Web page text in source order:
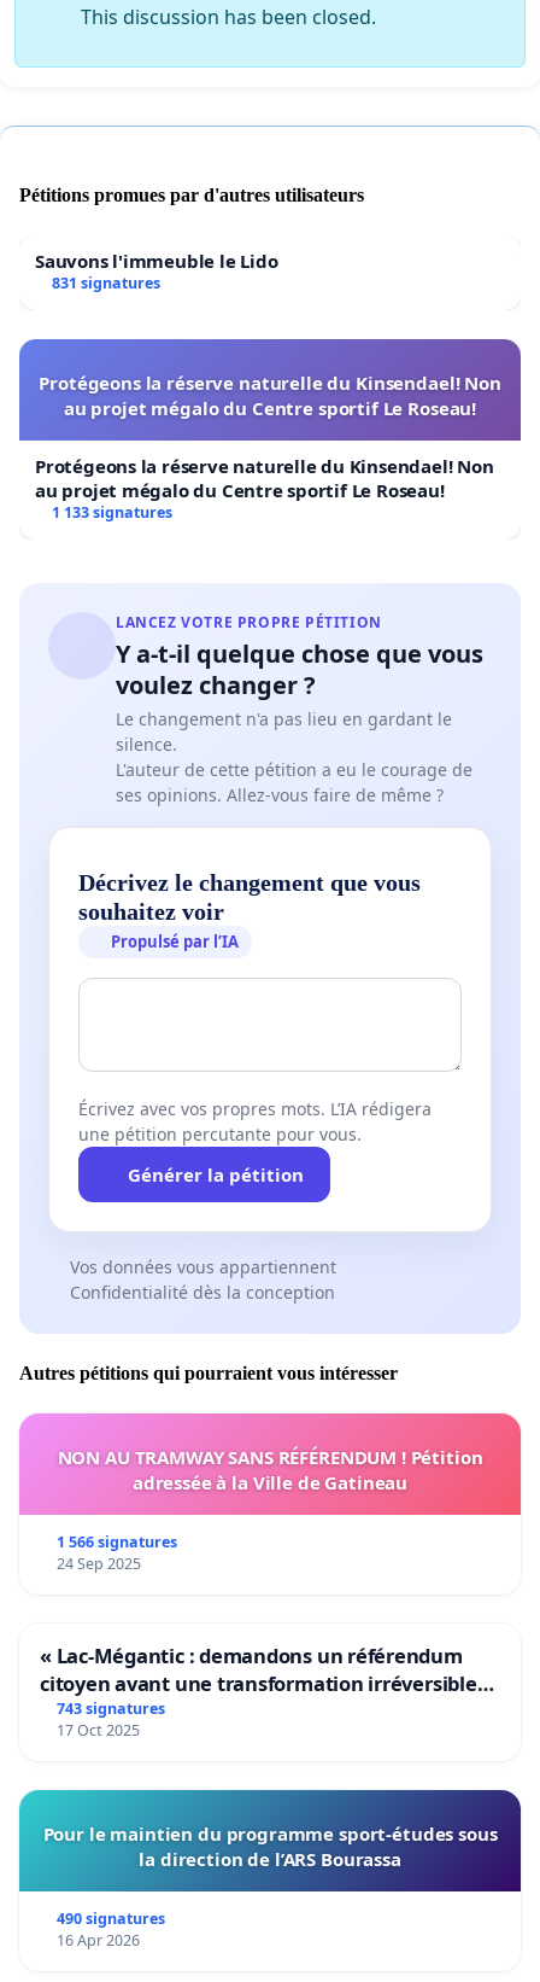
This discussion has been closed.
Pétitions promues par d'autres utilisateurs
Sauvons l'immeuble le Lido
831 signatures
Protégeons la réserve naturelle du Kinsendael! Non
au projet mégalo du Centre sportif Le Roseau!
Protégeons la réserve naturelle du Kinsendael! Non
au projet mégalo du Centre sportif Le Roseau!
1 133 signatures
LANCEZ VOTRE PROPRE PÉTITION
Y a-t-il quelque chose que vous
voulez changer ?
Le changement n'a pas lieu en gardant le
silence.
L'auteur de cette pétition a eu le courage de
ses opinions. Allez-vous faire de même ?
Décrivez le changement que vous
souhaitez voir
Propulsé par l’IA
Écrivez avec vos propres mots. L’IA rédigera
une pétition percutante pour vous.
Générer la pétition
Vos données vous appartiennent
Confidentialité dès la conception
Autres pétitions qui pourraient vous intéresser
NON AU TRAMWAY SANS RÉFÉRENDUM ! Pétition
adressée à la Ville de Gatineau
1 566 signatures
24 Sep 2025
« Lac-Mégantic : demandons un référendum
citoyen avant une transformation irréversible
de notre territoire »
743 signatures
17 Oct 2025
Pour le maintien du programme sport-études sous
la direction de l’ARS Bourassa
490 signatures
16 Apr 2026